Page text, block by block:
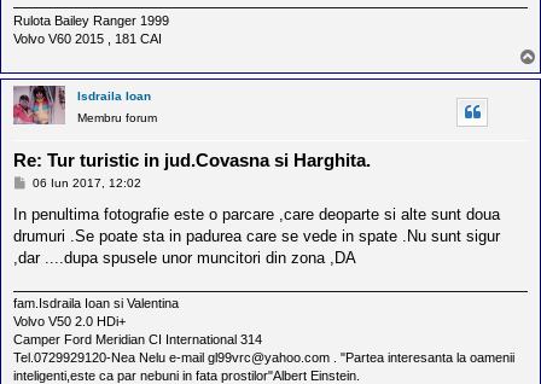
Rulota Bailey Ranger 1999
Volvo V60 2015 , 181 CAI
Isdraila Ioan
Membru forum
Re: Tur turistic in jud.Covasna si Harghita.
M
s
a
j
06 Iun 2017, 12:02
In penultima fotografie este o parcare ,care deoparte si alte sunt doua
drumuri .Se poate sta in padurea care se vede in spate .Nu sunt sigur
,dar ....dupa spusele unor muncitori din zona ,DA
fam.Isdraila Ioan si Valentina
Volvo V50 2.0 HDi+
Camper Ford Meridian CI International 314
Tel.0729929120-Nea Nelu e-mail gl99vrc@yahoo.com . "Partea interesanta la oamenii
inteligenti,este ca par nebuni in fata prostilor"Albert Einstein.